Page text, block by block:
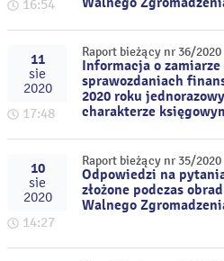
16:54
11
sie
2020
17:48
Raport bieżący nr 36/2020
Informacja o
sprawozdaniach
2020 roku
charakterze
10
sie
2020
14:27
Raport bieżący nr 35/2020
Odpowiedzi na
złożone podczas
Walnego